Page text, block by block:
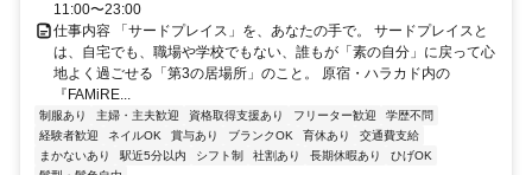
11:00〜23:00
仕事内容 「サードプレイス」を、あなたの手で。 サードプレイスと
は、自宅でも、職場や学校でもない、誰もが「素の自分」に戻って心
地よく過ごせる「第3の居場所」のこと。 原宿・ハラカド内の
『FAMiRE...
制服あり 主婦・主夫歓迎 資格取得支援あり フリーター歓迎
学歴不問
経験者歓迎
ネイルOK 賞与あり ブランクOK 育休あり
交通費支給
まかないあり
駅近5分以内 シフト制 社割あり 長期休暇あり
ひげOK